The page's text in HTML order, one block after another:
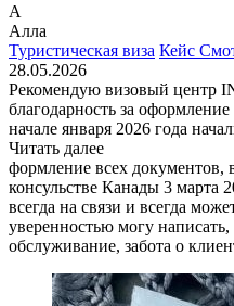
А
Алла
Туристическая виза Кейс
28.05.2026
Рекомендую визовый центр
благодарность за
начале января 2026 года
Читать далее
формление всех документов,
консульстве Канады 3 марта
всегда на связи и всегда
уверенностью могу написать,
обслуживание, забота о